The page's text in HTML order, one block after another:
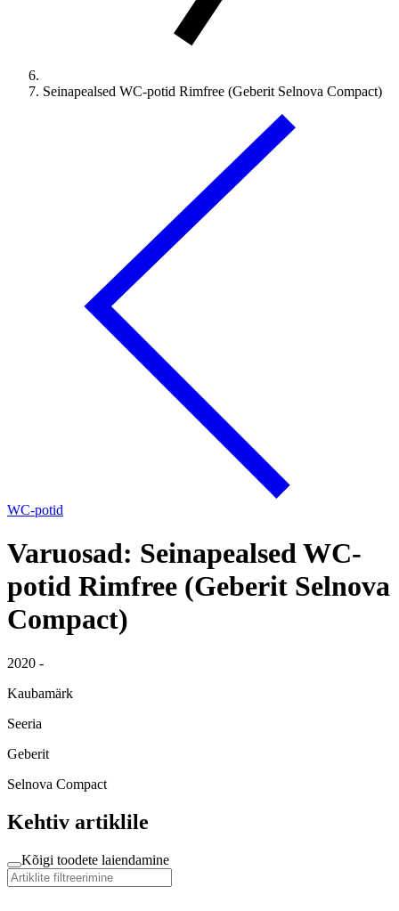
Seinapealsed WC-potid Rimfree (Geberit Selnova Compact)
WC-potid
Varuosad: Seinapealsed WC-
potid Rimfree (Geberit Selnova
Compact)
2020 -
Kaubamärk
Seeria
Geberit
Selnova Compact
Kehtiv artiklile
Kõigi toodete laiendamine